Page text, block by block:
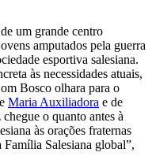
um grande centro
amputados pela guerra
esportiva salesiana.
às necessidades atuais,
Bosco olhara para o
Maria Auxiliadora e de
o quanto antes à
às orações fraternas
Família Salesiana global”,